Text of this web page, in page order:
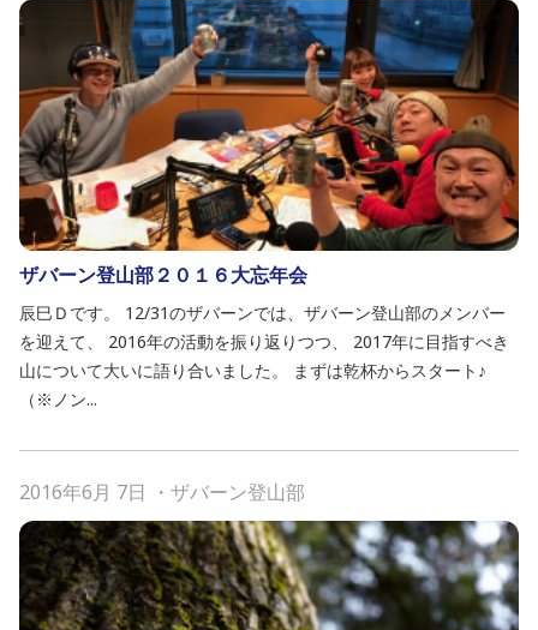
ザバーン登山部２０１６大忘年会
辰巳Ｄです。 12/31のザバーンでは、ザバーン登山部のメンバー
を迎えて、 2016年の活動を振り返りつつ、 2017年に目指すべき
山について大いに語り合いました。 まずは乾杯からスタート♪
（※ノン...
2016年6月 7日 ・ ザバーン登山部